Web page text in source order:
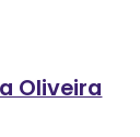
Oliveira